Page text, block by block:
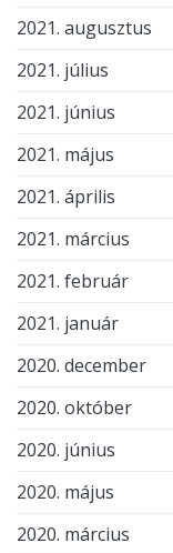
2021. augusztus
2021. július
2021. június
2021. május
2021. április
2021. március
2021. február
2021. január
2020. december
2020. október
2020. június
2020. május
2020. március